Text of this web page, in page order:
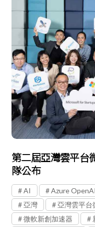
第二屆亞灣雲平台
隊公布
AI Azure OpenAI
亞灣
亞灣雲平台
微軟新創加速器